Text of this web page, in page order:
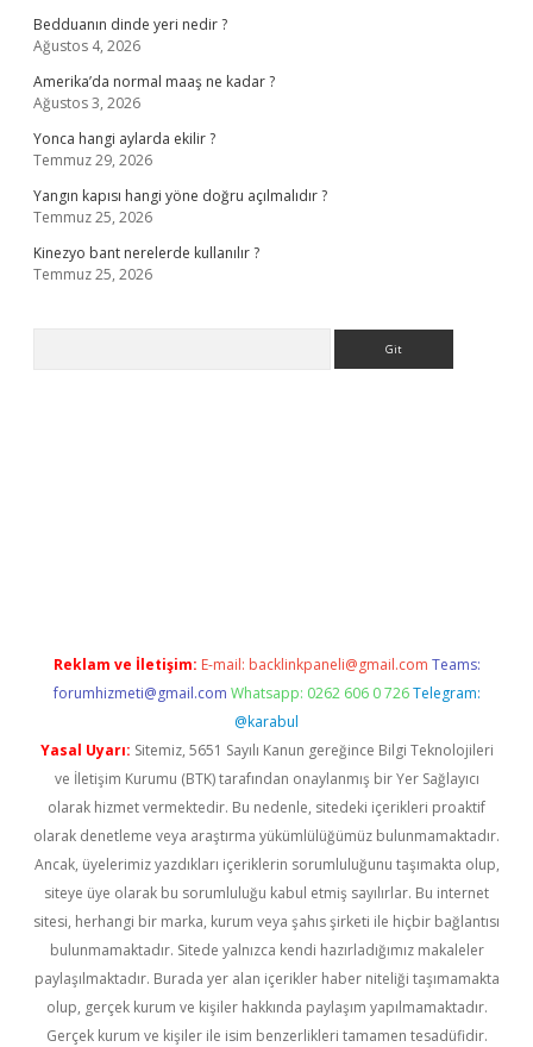
Bedduanın dinde yeri nedir ?
Ağustos 4, 2026
Amerika’da normal maaş ne kadar ?
Ağustos 3, 2026
Yonca hangi aylarda ekilir ?
Temmuz 29, 2026
Yangın kapısı hangi yöne doğru açılmalıdır ?
Temmuz 25, 2026
Kinezyo bant nerelerde kullanılır ?
Temmuz 25, 2026
Reklam ve İletişim: E-mail: backlinkpaneli@gmail.com Teams:
forumhizmeti@gmail.com Whatsapp: 0262 606 0 726 Telegram:
@karabul
Yasal Uyarı: Sitemiz, 5651 Sayılı Kanun gereğince Bilgi Teknolojileri
ve İletişim Kurumu (BTK) tarafından onaylanmış bir Yer Sağlayıcı
olarak hizmet vermektedir. Bu nedenle, sitedeki içerikleri proaktif
olarak denetleme veya araştırma yükümlülüğümüz bulunmamaktadır.
Ancak, üyelerimiz yazdıkları içeriklerin sorumluluğunu taşımakta olup,
siteye üye olarak bu sorumluluğu kabul etmiş sayılırlar. Bu internet
sitesi, herhangi bir marka, kurum veya şahıs şirketi ile hiçbir bağlantısı
bulunmamaktadır. Sitede yalnızca kendi hazırladığımız makaleler
paylaşılmaktadır. Burada yer alan içerikler haber niteliği taşımamakta
olup, gerçek kurum ve kişiler hakkında paylaşım yapılmamaktadır.
Gerçek kurum ve kişiler ile isim benzerlikleri tamamen tesadüfidir.